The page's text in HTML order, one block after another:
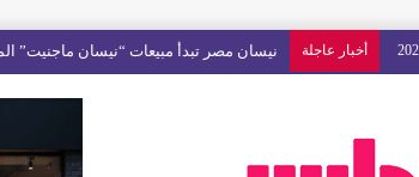
أخبار عاجلة مع « The Next Ad » ، إنوي يُسند حملته الإعلانية المقبلة إلى الشباب المغربي